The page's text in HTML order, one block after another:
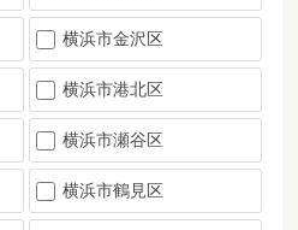
横浜市金沢区
横浜市港北区
横浜市瀬谷区
横浜市鶴見区